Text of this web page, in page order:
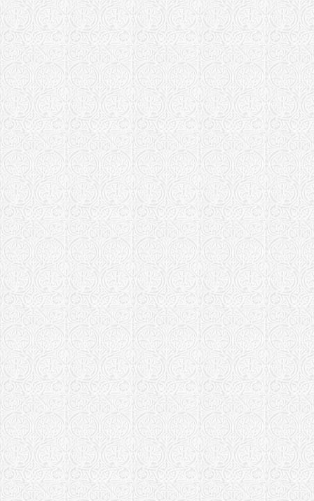
Храм
г. Москва
Храм
Красном
Храм прп.
Храм
Храм свт.
Москва
Храм
Храм
селе г.